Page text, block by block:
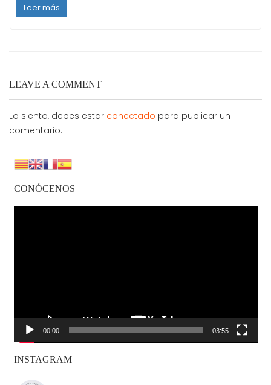
Leer más
LEAVE A COMMENT
Lo siento, debes estar conectado para publicar un
comentario.
CONÓCENOS
00:00 03:55
INSTAGRAM